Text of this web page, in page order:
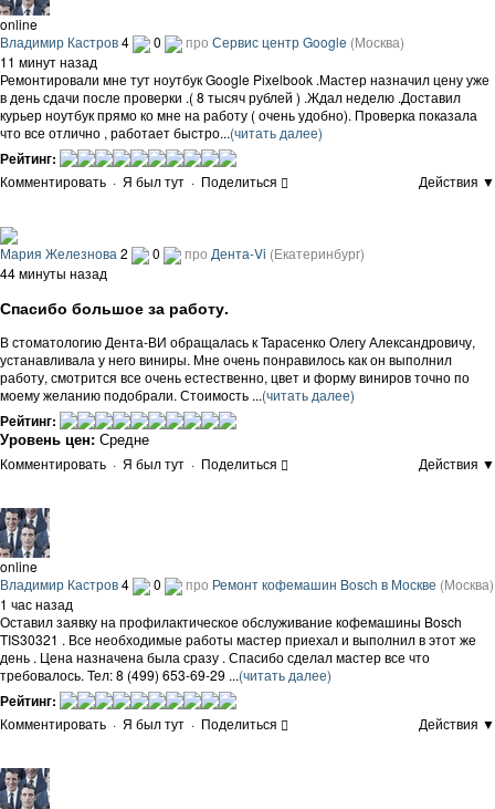
online
Владимир Кастров4 0 про Сервис центр Google (Москва)
11 минут назад
Ремонтировали мне тут ноутбук Google Pixelbook .Мастер назначил цену уже
в день сдачи после проверки .( 8 тысяч рублей ) .Ждал неделю .Доставил
курьер ноутбук прямо ко мне на работу ( очень удобно). Проверка показала
что все отлично , работает быстро...(читать далее)
Рейтинг:
Комментировать · Я был тут · Поделиться Действия ▼
Мария Железнова 2 0 про Дента-Vi (Екатеринбург)
44 минуты назад
Спасибо большое за работу.
В стоматологию Дента-ВИ обращалась к Тарасенко Олегу Александровичу,
устанавливала у него виниры. Мне очень понравилось как он выполнил
работу, смотрится все очень естественно, цвет и форму виниров точно по
моему желанию подобрали. Стоимость ...(читать далее)
Рейтинг:
Уровень цен: Средне
Комментировать · Я был тут · Поделиться Действия ▼
online
Владимир Кастров4 0 про Ремонт кофемашин Bosch в Москве (Москва)
1 час назад
Оставил заявку на профилактическое обслуживание кофемашины Bosch
TIS30321 . Все необходимые работы мастер приехал и выполнил в этот же
день . Цена назначена была сразу . Спасибо сделал мастер все что
требовалось. Тел: 8 (499) 653-69-29 ...(читать далее)
Рейтинг:
Комментировать · Я был тут · Поделиться Действия ▼